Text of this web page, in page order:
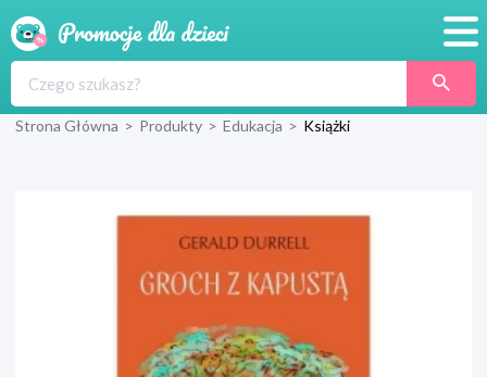
Produkty
Blog
Wyprawka
Strona Główna > Produkty > Edukacja > Książki